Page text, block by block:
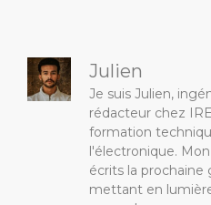
Julien
Je suis Julien,
rédacteur chez
formation
l'électronique.
écrits la prochaine
mettant en